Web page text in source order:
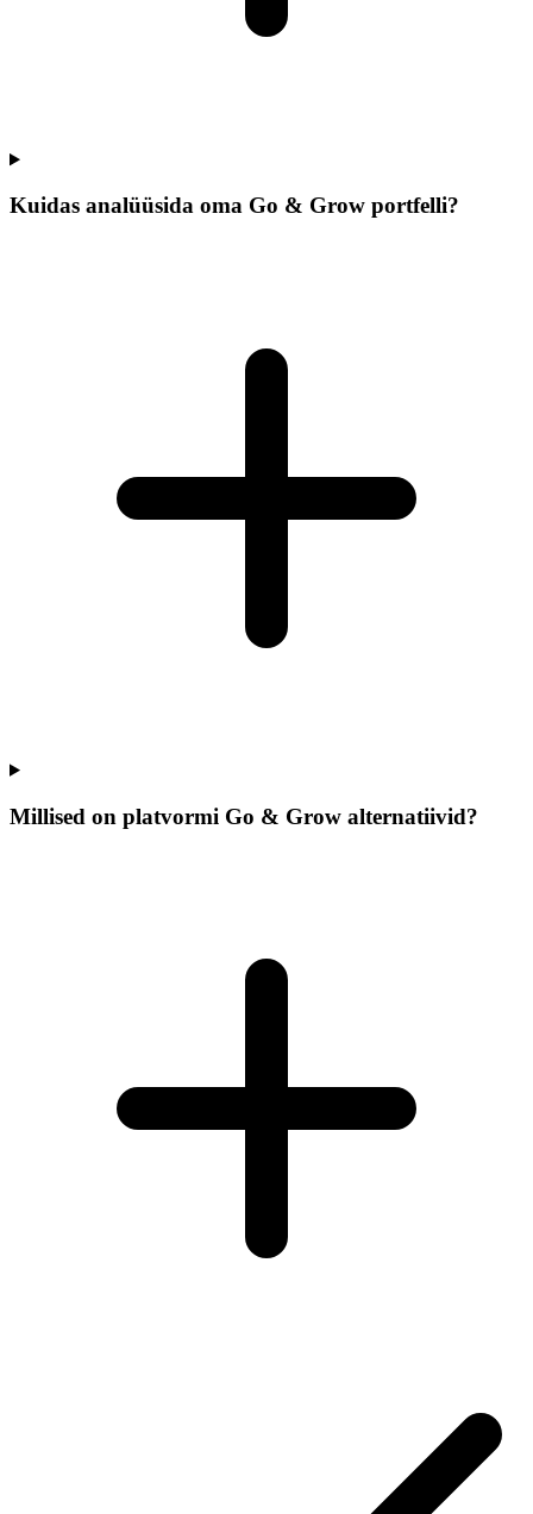
Kuidas analüüsida oma Go & Grow portfelli?
Millised on platvormi Go & Grow alternatiivid?